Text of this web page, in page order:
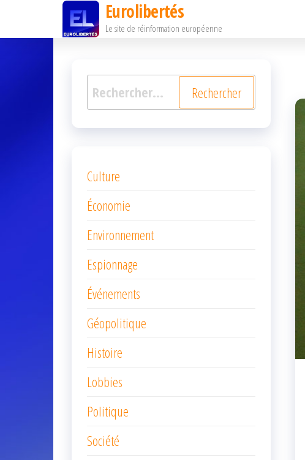
ce
Eurolibertés
Le site de réinformation européenne
Rechercher :
Culture
Économie
Environnement
Espionnage
Événements
Géopolitique
Histoire
Lobbies
Politique
Société